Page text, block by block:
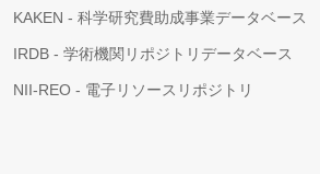
KAKEN - 科学研究費助成事業データベース
IRDB - 学術機関リポジトリデータベース
NII-REO - 電子リソースリポジトリ